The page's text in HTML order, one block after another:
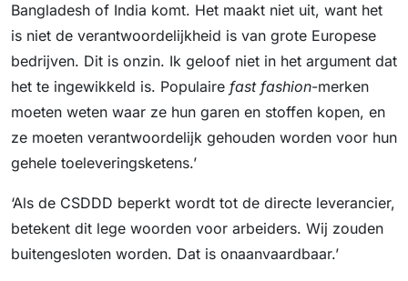
Bangladesh of India komt. Het maakt niet uit, want het
is niet de verantwoordelijkheid is van grote Europese
bedrijven. Dit is onzin. Ik geloof niet in het argument dat
het te ingewikkeld is. Populaire fast fashion-merken
moeten weten waar ze hun garen en stoffen kopen, en
ze moeten verantwoordelijk gehouden worden voor hun
gehele toeleveringsketens.’
‘Als de CSDDD beperkt wordt tot de directe leverancier,
betekent dit lege woorden voor arbeiders. Wij zouden
buitengesloten worden. Dat is onaanvaardbaar.’